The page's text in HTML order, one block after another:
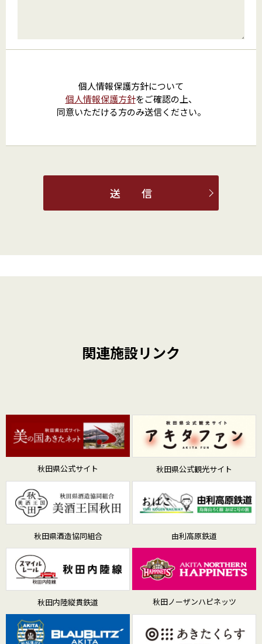
個人情報保護方針について
個人情報保護方針をご確認の上、
同意いただける方のみ送信ください。
送 信
関連施設リンク
秋田県公式サイト 秋田県公式観光サイト
秋田県酒造協同組合 由利高原鉄道
秋田内陸縦貫鉄道 秋田ノーザンハピネッツ